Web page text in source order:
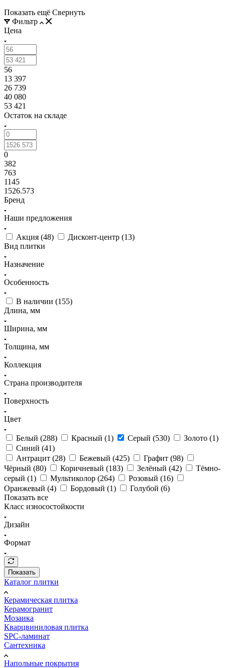
Показать ещё Свернуть
Фильтр
Цена
56
13 397
26 739
40 080
53 421
Остаток на складе
0
382
763
1145
1526.573
Бренд
Наши предложения
Акция (48) Дисконт-центр (13)
Вид плитки
Назначение
Особенность
В наличии (155)
Длина, мм
Ширина, мм
Толщина, мм
Коллекция
Страна производителя
Поверхность
Цвет
Белый (288) Красный (1) Серый (530) Золото (1)
Синий (41)
Антрацит (28) Бежевый (425) Графит (98)
Чёрный (80) Коричневый (183) Зелёный (42)
Тёмно-
серый (1) Мультиколор (264) Розовый (16)
Оранжевый (4) Бордовый (1) Голубой (6)
Показать все
Класс износостойкости
Дизайн
Формат
Показать
Каталог плитки
Керамическая плитка
Керамогранит
Мозаика
Кварцвиниловая плитка
SPC-ламинат
Сантехника
Напольные покрытия